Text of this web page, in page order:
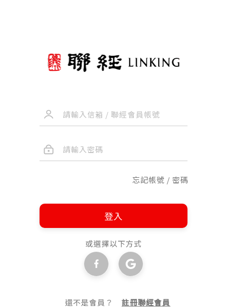
忘記帳號 / 密碼
登入
或選擇以下方式
還不是會員？註冊聯經會員